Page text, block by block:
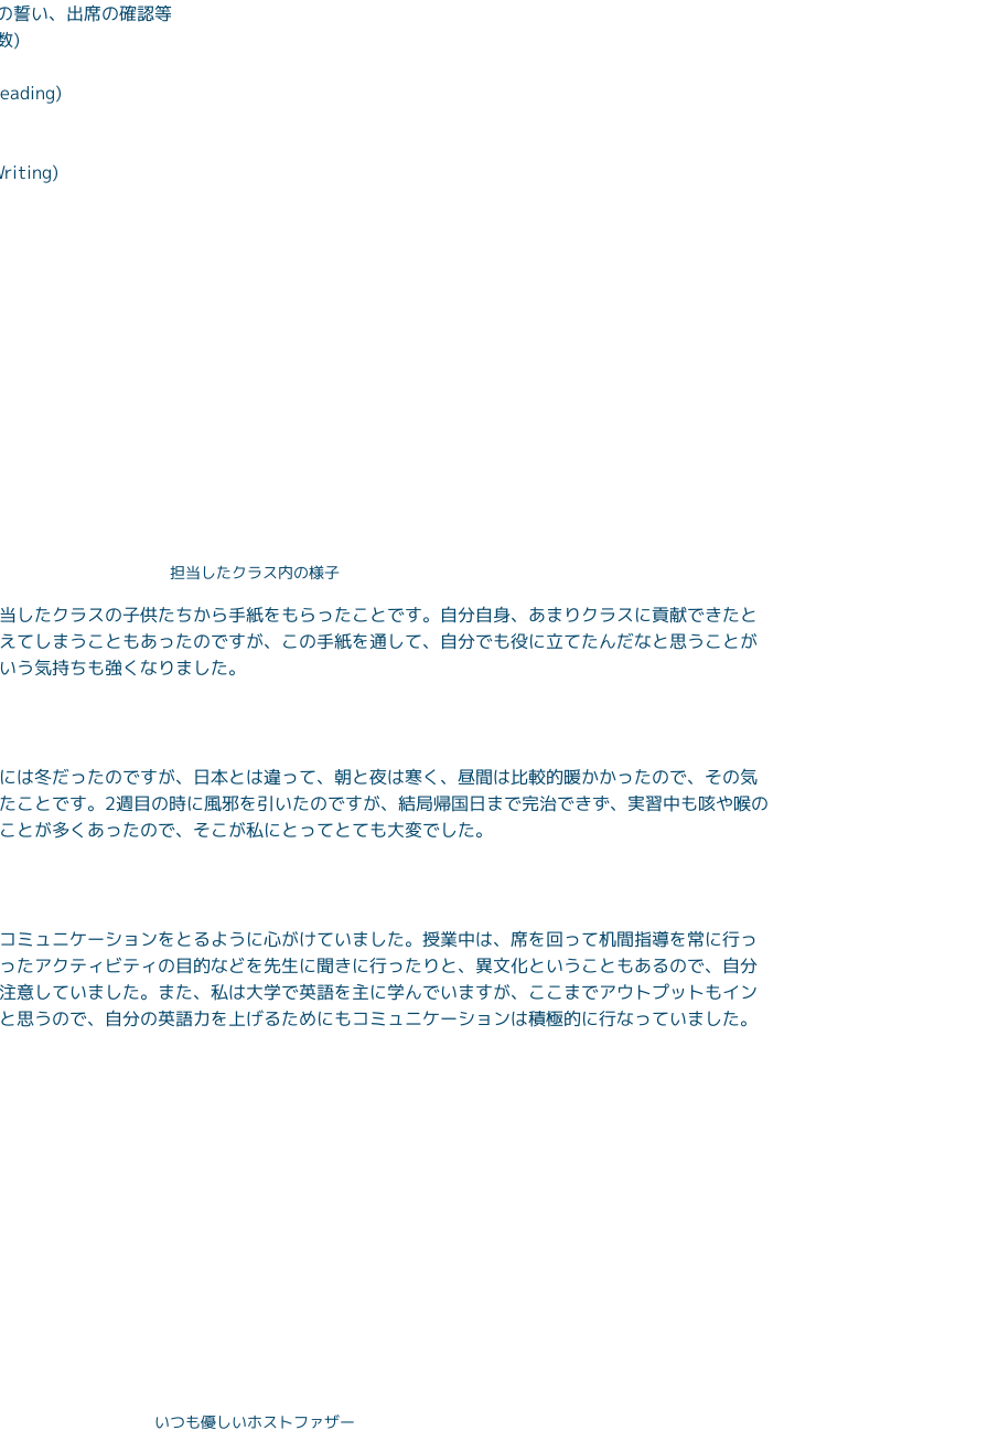
誓い、出席の確認等
)
担当したクラス内の様子
したクラスの子供たちから手紙をもらったことです。自分自身、あまりクラスに貢献できたと
てしまうこともあったのですが、この手紙を通して、自分でも役に立てたんだなと思うことが
う気持ちも強くなりました。
は冬だったのですが、日本とは違って、朝と夜は寒く、昼間は比較的暖かかったので、その気
ことです。2週目の時に風邪を引いたのですが、結局帰国日まで完治できず、実習中も咳や喉の
とが多くあったので、そこが私にとってとても大変でした。
ミュニケーションをとるように心がけていました。授業中は、席を回って机間指導を常に行っ
たアクティビティの目的などを先生に聞きに行ったりと、異文化ということもあるので、自分
意していました。また、私は大学で英語を主に学んでいますが、ここまでアウトプットもイン
思うので、自分の英語力を上げるためにもコミュニケーションは積極的に行なっていました。
いつも優しいホストファザー